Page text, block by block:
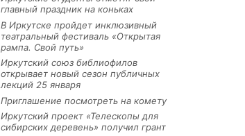
главный праздник на коньках
В Иркутске пройдет инклюзивный
театральный фестиваль «Открытая
рампа. Свой путь»
Иркутский союз библиофилов
открывает новый сезон публичных
лекций 25 января
Приглашение посмотреть на комету
Иркутский проект «Телескопы для
сибирских деревень» получил грант